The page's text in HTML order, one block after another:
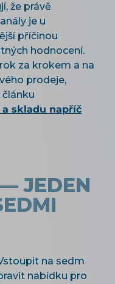
že právě
je u
příčinou
hodnocení.
za krokem a na
prodeje,
skladu napříč
JEDEN
na sedm
nabídku pro